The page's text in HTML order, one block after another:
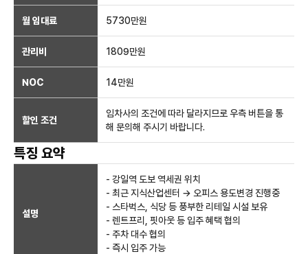
월 임대료 5730만원
관리비 1809만원
NOC 14만원
할인 조건
임차사의 조건에 따라 달라지므로 우측 버튼을 통
해 문의해 주시기 바랍니다.
특징 요약
설명
- 강일역 도보 역세권 위치
- 최근 지식산업센터 → 오피스 용도변경 진행중
- 스타벅스, 식당 등 풍부한 리테일 시설 보유
- 렌트프리, 핏아웃 등 입주 혜택 협의
- 주차 대수 협의
- 즉시 입주 가능